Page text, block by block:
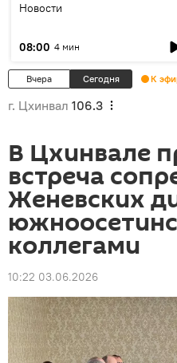
Новости
08:00 4 мин
Вчера Сегодня К
г. Цхинвал 106.3
В Цхинвале
встреча
Женевских
коллегами
10:22 03.06.2026